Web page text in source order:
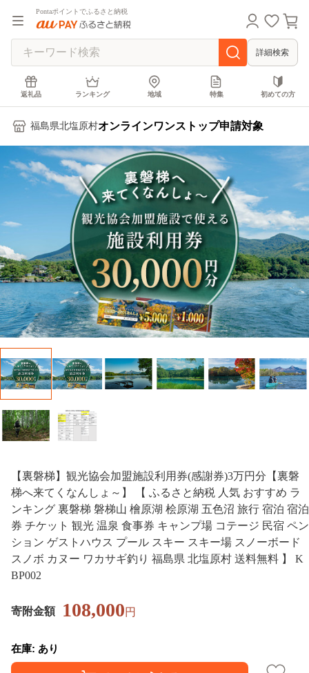
Pontaポイントでふるさと納税
詳細検索
返礼品 ランキング 地域 特集 初めての方
福島県北塩原村オンラインワンストップ申請対象
【裏磐梯】観光協会加盟施設利用券(感謝券)3万円分【裏磐
梯へ来てくなんしょ～】 【 ふるさと納税 人気 おすすめ ラ
ンキング 裏磐梯 磐梯山 檜原湖 桧原湖 五色沼 旅行 宿泊 宿泊
券 チケット 観光 温泉 食事券 キャンプ場 コテージ 民宿 ペン
ション ゲストハウス プール スキー スキー場 スノーボード
スノボ カヌー ワカサギ釣り 福島県 北塩原村 送料無料 】 K
BP002
寄附金額 108,000円
在庫: あり